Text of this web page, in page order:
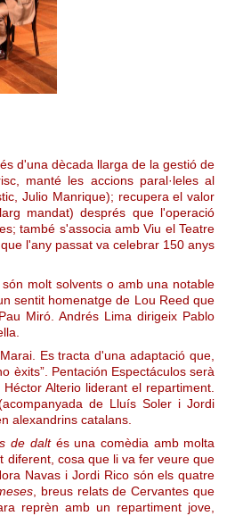
d'una dècada llarga de la gestió de
manté les accions paral·leles al
Julio Manrique); recupera el valor
mandat) després que l'operació
també s'associa amb Viu el Teatre
l'any passat va celebrar 150 anys
molt solvents o amb una notable
un sentit homenatge de Lou Reed que
Miró. Andrés Lima dirigeix Pablo
Es tracta d'una adaptació que,
èxits”. Pentación Espectáculos serà
Alterio liderant el repartiment.
de Lluís Soler i Jordi
alexandrins catalans.
de daltés una comèdia amb molta
diferent, cosa que li va fer veure que
Navas i Jordi Rico són els quatre
, breus relats de Cervantes que
reprèn amb un repartiment jove,